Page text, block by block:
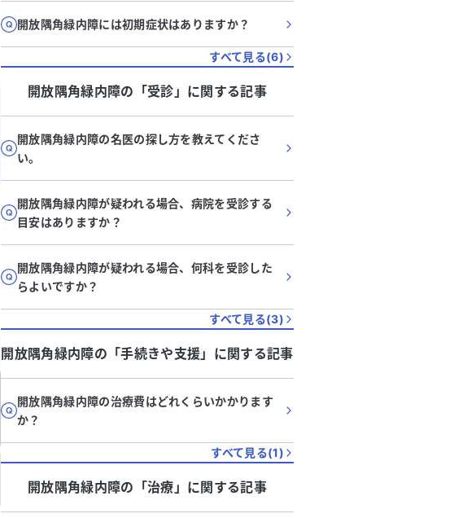
開放隅角緑内障には初期症状はありますか？
すべて見る(6)
開放隅角緑内障の「受診 」に関する記事
開放隅角緑内障の名医の探し方を教えてくださ
い。
開放隅角緑内障が疑われる場合、病院を受診する
目安はありますか？
開放隅角緑内障が疑われる場合、何科を受診した
らよいですか？
すべて見る(3)
開放隅角緑内障の「手続きや支援」に関する記事
開放隅角緑内障の治療費はどれくらいかかります
か？
すべて見る(1)
開放隅角緑内障の「治療 」に関する記事